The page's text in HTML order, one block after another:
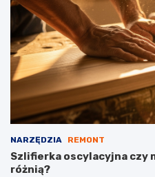
NARZĘDZIA REMONT
Szlifierka oscylacyjna czy
różnią?